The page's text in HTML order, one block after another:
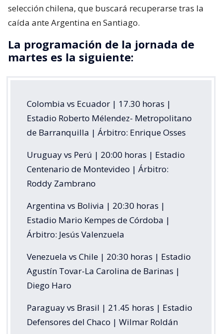
selección chilena, que buscará recuperarse tras la
caída ante Argentina en Santiago.
La programación de la jornada de
martes es la siguiente:
Colombia vs Ecuador | 17.30 horas |
Estadio Roberto Mélendez- Metropolitano
de Barranquilla | Árbitro: Enrique Osses
Uruguay vs Perú | 20:00 horas | Estadio
Centenario de Montevideo | Árbitro:
Roddy Zambrano
Argentina vs Bolivia | 20:30 horas |
Estadio Mario Kempes de Córdoba |
Árbitro: Jesús Valenzuela
Venezuela vs Chile | 20:30 horas | Estadio
Agustín Tovar-La Carolina de Barinas |
Diego Haro
Paraguay vs Brasil | 21.45 horas | Estadio
Defensores del Chaco | Wilmar Roldán